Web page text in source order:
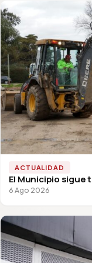
ACTUALIDAD
El Municipio sigue
6 Ago 2026